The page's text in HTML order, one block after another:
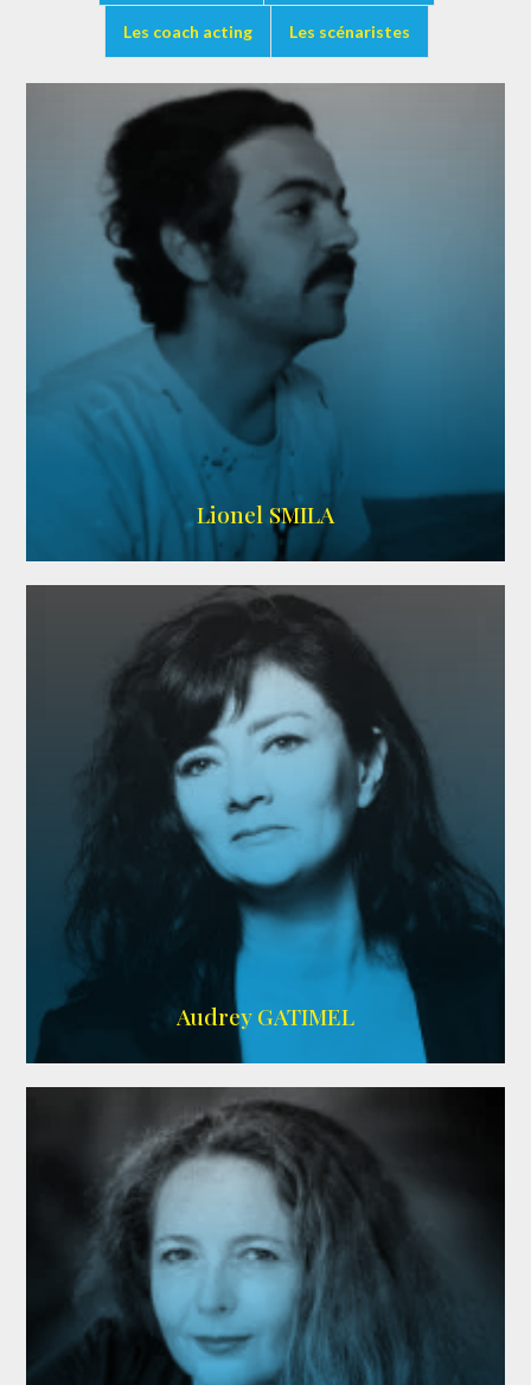
Les coach acting Les scénaristes
Lionel SMILA
Audrey GATIMEL